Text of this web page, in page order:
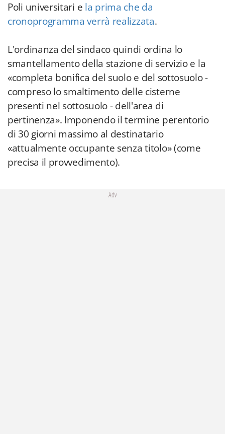
Poli universitari e la prima che da
cronoprogramma verrà realizzata.
L'ordinanza del sindaco quindi ordina lo
smantellamento della stazione di servizio e la
«completa bonifica del suolo e del sottosuolo -
compreso lo smaltimento delle cisterne
presenti nel sottosuolo - dell'area di
pertinenza». Imponendo il termine perentorio
di 30 giorni massimo al destinatario
«attualmente occupante senza titolo» (come
precisa il provvedimento).
Adv